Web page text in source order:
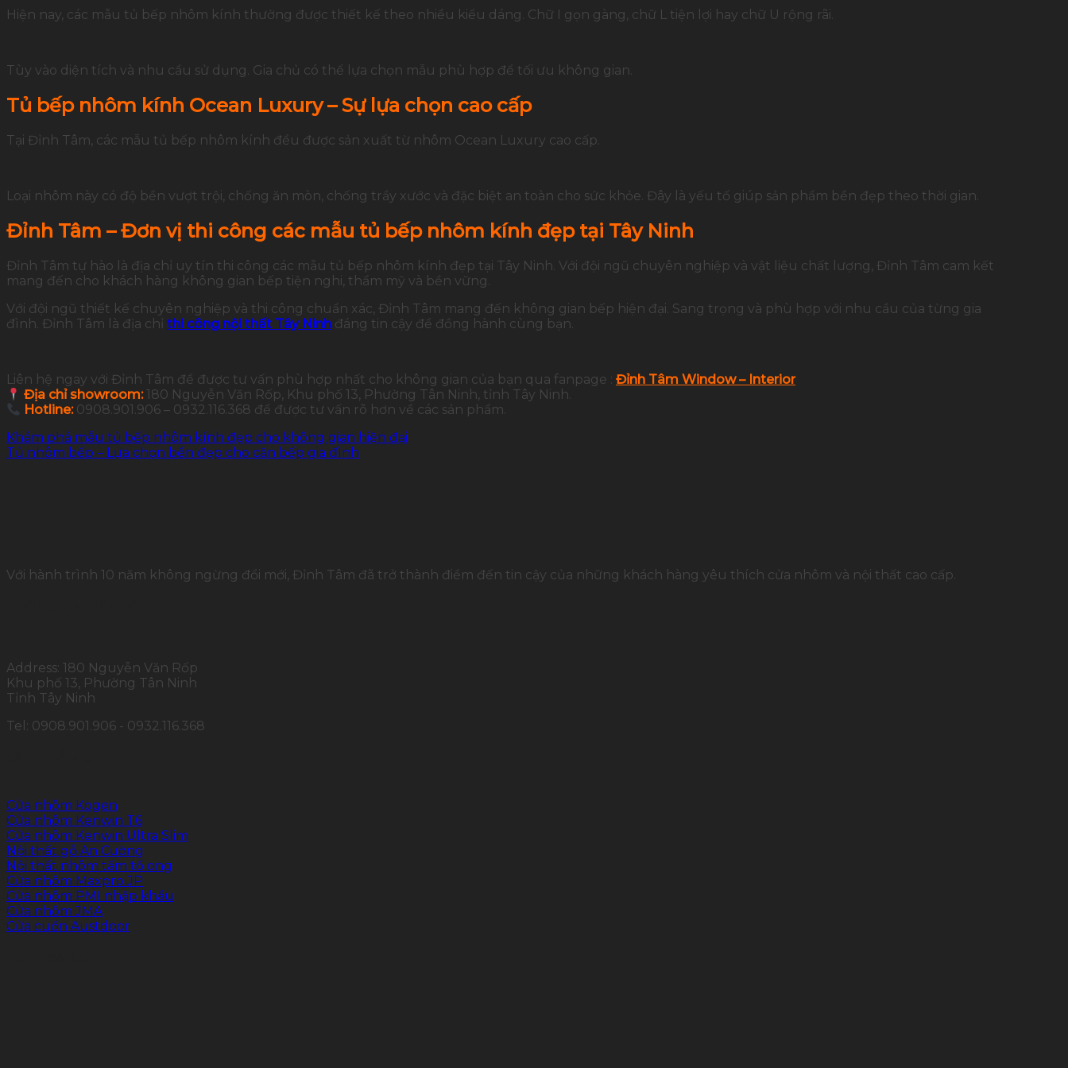
Hiện nay, các mẫu tủ bếp nhôm kính thường được thiết kế theo nhiều kiểu dáng. Chữ I gọn gàng, chữ L tiện lợi hay chữ U rộng rãi.
Tùy vào diện tích và nhu cầu sử dụng. Gia chủ có thể lựa chọn mẫu phù hợp để tối ưu không gian.
Tủ bếp nhôm kính Ocean Luxury – Sự lựa chọn cao cấp
Tại Đỉnh Tâm, các mẫu tủ bếp nhôm kính đều được sản xuất từ nhôm Ocean Luxury cao cấp.
Loại nhôm này có độ bền vượt trội, chống ăn mòn, chống trầy xước và đặc biệt an toàn cho sức khỏe. Đây là yếu tố giúp sản phẩm bền đẹp theo thời gian.
Đỉnh Tâm – Đơn vị thi công các mẫu tủ bếp nhôm kính đẹp tại Tây Ninh
Đỉnh Tâm tự hào là địa chỉ uy tín thi công các mẫu tủ bếp nhôm kính đẹp tại Tây Ninh. Với đội ngũ chuyên nghiệp và vật liệu chất lượng, Đỉnh Tâm cam kết
mang đến cho khách hàng không gian bếp tiện nghi, thẩm mỹ và bền vững.
Với đội ngũ thiết kế chuyên nghiệp và thi công chuẩn xác, Đỉnh Tâm mang đến không gian bếp hiện đại. Sang trọng và phù hợp với nhu cầu của từng gia
đình. Đỉnh Tâm là địa chỉ thi công nội thất Tây Ninh đáng tin cậy để đồng hành cùng bạn.
Liên hệ ngay với Đỉnh Tâm để được tư vấn phù hợp nhất cho không gian của bạn qua fanpage : Đỉnh Tâm Window – Interior
Địa chỉ showroom:180 Nguyễn Văn Rốp, Khu phố 13, Phường Tân Ninh, tỉnh Tây Ninh.
Hotline: 0908.901.906 – 0932.116.368 để được tư vấn rõ hơn về các sản phẩm.
Khám phá mẫu tủ bếp nhôm kính đẹp cho không gian hiện đại
Tủ nhôm bếp – Lựa chọn bền đẹp cho căn bếp gia đình
Với hành trình 10 năm không ngừng đổi mới, Đỉnh Tâm đã trở thành điểm đến tin cậy của những khách hàng yêu thích cửa nhôm và nội thất cao cấp.
Address: 180 Nguyễn Văn Rốp
Khu phố 13, Phường Tân Ninh
Tỉnh Tây Ninh
Tel: 0908.901.906 - 0932.116.368
Cửa nhôm Kogen
Cửa nhôm Kenwin T6
Cửa nhôm Kenwin Ultra Slim
Nội thất gỗ An Cường
Nội thất nhôm tấm tổ ong
Cửa nhôm Maxpro.JP
Cửa nhôm PMI nhập khẩu
Cửa nhôm JMA
Cửa cuốn Austdoor